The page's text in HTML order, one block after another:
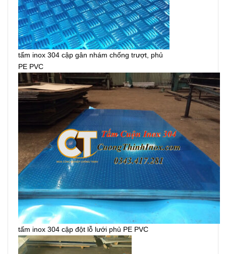
tấm inox 304 cập gân nhám chống trượt, phủ
PE PVC
tấm inox 304 cập đột lỗ lưới phủ PE PVC